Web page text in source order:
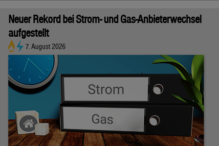
Neuer Rekord bei Strom- und Gas-Anbieterwechsel
aufgestellt
7. August 2026